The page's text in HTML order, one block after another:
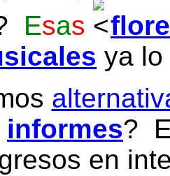
Esas
ya
informes?
en